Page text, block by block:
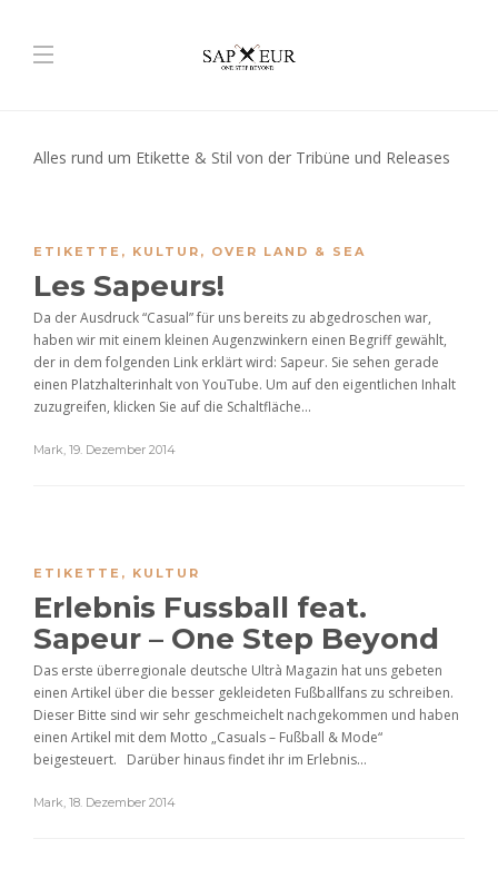
Alles rund um Etikette & Stil von der Tribüne und Releases
ETIKETTE , KULTUR , OVER LAND & SEA
Les Sapeurs!
Da der Ausdruck “Casual” für uns bereits zu abgedroschen war,
haben wir mit einem kleinen Augenzwinkern einen Begriff gewählt,
der in dem folgenden Link erklärt wird: Sapeur. Sie sehen gerade
einen Platzhalterinhalt von YouTube. Um auf den eigentlichen Inhalt
zuzugreifen, klicken Sie auf die Schaltfläche...
Mark, 19. Dezember 2014
ETIKETTE , KULTUR
Erlebnis Fussball feat.
Sapeur – One Step Beyond
Das erste überregionale deutsche Ultrà Magazin hat uns gebeten
einen Artikel über die besser gekleideten Fußballfans zu schreiben.
Dieser Bitte sind wir sehr geschmeichelt nachgekommen und haben
einen Artikel mit dem Motto „Casuals – Fußball & Mode“
beigesteuert. Darüber hinaus findet ihr im Erlebnis...
Mark, 18. Dezember 2014